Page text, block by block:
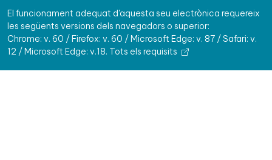
El funcionament adequat d'aquesta seu electrònica requereix
les següents versions dels navegadors o superior:
Chrome: v. 60 / Firefox: v. 60 / Microsoft Edge: v. 87 / Safari: v.
12 / Microsoft Edge: v.18. Tots els requisits